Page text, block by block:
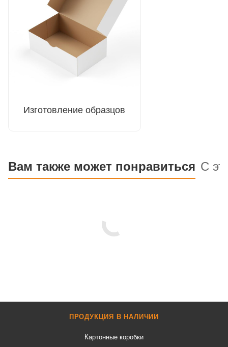
Изготовление образцов
Вам также может понравиться С
ПРОДУКЦИЯ В НАЛИЧИИ
Картонные коробки